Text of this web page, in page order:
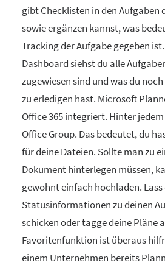
gibt Checklisten in den Aufgaben
sowie ergänzen kannst, was
Tracking der Aufgabe gegeben
Dashboard siehst du alle
zugewiesen sind und was du
zu erledigen hast. Microsoft
Office 365 integriert. Hinter
Office Group. Das bedeutet, du
für deine Dateien. Sollte man zu
Dokument hinterlegen müssen,
gewohnt einfach hochladen.
Statusinformationen zu deinen
schicken oder tagge deine Pläne
Favoritenfunktion ist überaus
einem Unternehmen bereits